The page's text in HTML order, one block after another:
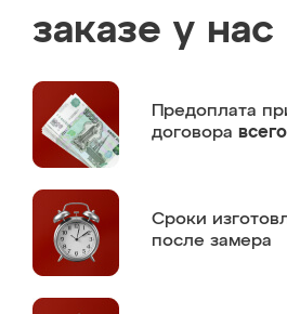
заказе у нас
Предоплата
договора
Сроки
после замера